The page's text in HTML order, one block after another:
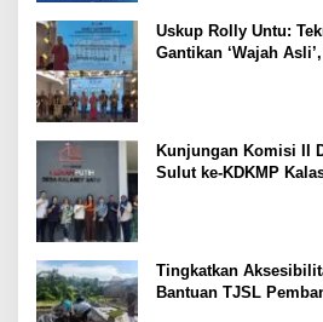
Uskup Rolly Untu:
Gantikan ‘Wajah
Kunjungan Komisi II
Sulut ke-KDKMP
Tingkatkan
Bantuan TJSL